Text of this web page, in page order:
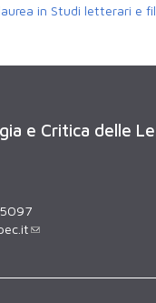
in Studi letterari e
e Critica delle